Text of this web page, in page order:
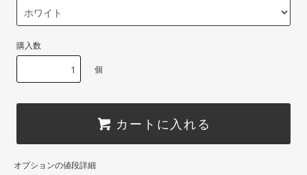
購入数
個
カートに入れる
オプションの値段詳細